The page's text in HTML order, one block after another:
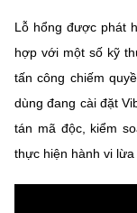
Sở hữu trí tuệ
Tiêu chuẩn,
Tin tổng hợp
Lấy ý kiến
Khoa học và
Đổi mới sáng
Chuyển đổi số
Bưu chính, Viễn
Multimedia
THƯ ĐIỆN TỬ
Khác
Videos
Lỗ hổng được phát
hợp với một số kỹ
tấn công chiếm
dùng đang cài đặt
tán mã độc, kiểm
thực hiện hành vi lừa